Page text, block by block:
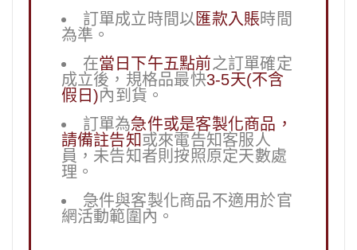
訂單成立時間以 匯款入賬時間
為準。
在當日下午五點前之訂單確定
成立後，規格品最快3-5天(不含
假日)內到貨。
訂單為急件或是客製化商品，
請備註告知或來電告知客服人
員，未告知者則按照原定天數處
理。
急件與客製化商品不適用於官
網活動範圍內。